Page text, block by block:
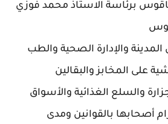
برئاسة الاستاذ محمد فوزي
والإدارة الصحية والطب
على المخابز والبقالين
والسلع الغذائية والأسواق
أصحابها بالقوانين ومدى